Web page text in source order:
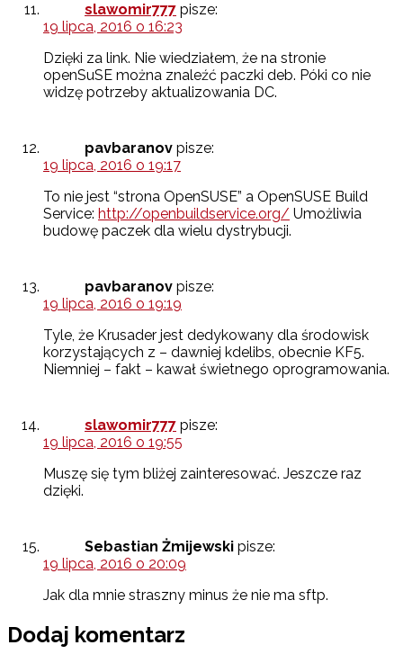
slawomir777 pisze:
19 lipca, 2016 o 16:23
Dzięki za link. Nie wiedziałem, że na stronie
openSuSE można znaleźć paczki deb. Póki co nie
widzę potrzeby aktualizowania DC.
pavbaranov pisze:
19 lipca, 2016 o 19:17
To nie jest “strona OpenSUSE” a OpenSUSE Build
Service: http://openbuildservice.org/ Umożliwia
budowę paczek dla wielu dystrybucji.
pavbaranov pisze:
19 lipca, 2016 o 19:19
Tyle, że Krusader jest dedykowany dla środowisk
korzystających z – dawniej kdelibs, obecnie KF5.
Niemniej – fakt – kawał świetnego oprogramowania.
slawomir777 pisze:
19 lipca, 2016 o 19:55
Muszę się tym bliżej zainteresować. Jeszcze raz
dzięki.
Sebastian Żmijewski pisze:
19 lipca, 2016 o 20:09
Jak dla mnie straszny minus że nie ma sftp.
Dodaj komentarz